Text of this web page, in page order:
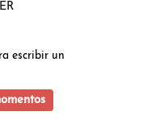
escribir un